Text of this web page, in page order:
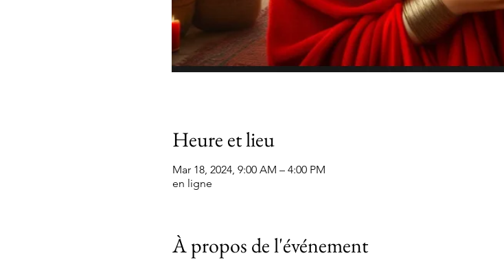
Heure et lieu
Mar 18, 2024, 9:00 AM – 4:00 PM
en ligne
À propos de l'événement